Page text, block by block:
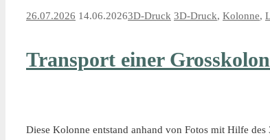
26.07.2026 14.06.20263D-Druck 3D-Druck, Kolonne,
Transport einer
Diese Kolonne entstand anhand von Fotos mit Hilfe